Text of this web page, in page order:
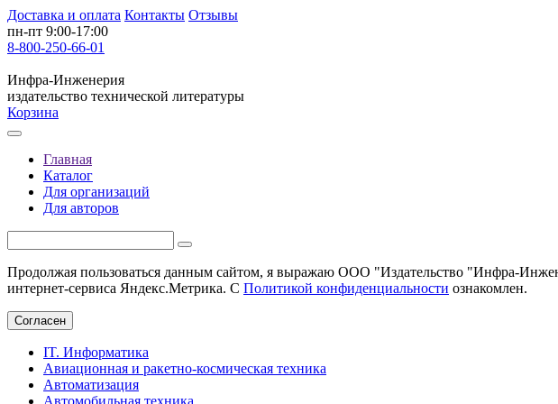
Доставка и оплата Контакты Отзывы
пн-пт 9:00-17:00
8-800-250-66-01
Инфра-Инженерия
издательство технической литературы
Корзина
Главная
Каталог
Для организаций
Для авторов
Продолжая пользоваться данным сайтом, я выражаю ООО "Издательство "Инфра-
интернет-сервиса Яндекс.Метрика. С Политикой конфиденциальности ознакомлен.
Согласен
IT. Информатика
Авиационная и ракетно-космическая техника
Автоматизация
Автомобильная техника